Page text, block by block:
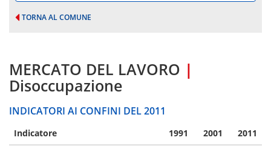
TORNA AL COMUNE
MERCATO DEL LAVORO |
Disoccupazione
INDICATORI AI CONFINI DEL 2011
Indicatore 1991 2001 2011